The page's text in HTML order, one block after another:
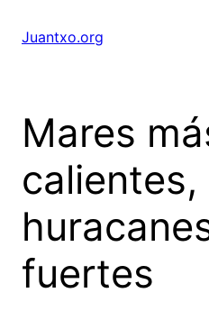
Juantxo.org
Mares
calientes,
fuertes